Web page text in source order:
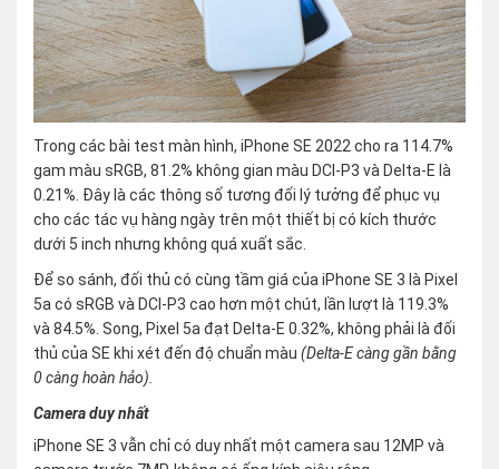
Trong các bài test màn hình, iPhone SE 2022 cho ra 114.7%
gam màu sRGB, 81.2% không gian màu DCI-P3 và Delta-E là
0.21%. Đây là các thông số tương đối lý tưởng để phục vụ
cho các tác vụ hàng ngày trên một thiết bị có kích thước
dưới 5 inch nhưng không quá xuất sắc.
Để so sánh, đối thủ có cùng tầm giá của iPhone SE 3 là Pixel
5a có sRGB và DCI-P3 cao hơn một chút, lần lượt là 119.3%
và 84.5%. Song, Pixel 5a đạt Delta-E 0.32%, không phải là đối
thủ của SE khi xét đến độ chuẩn màu (Delta-E càng gần bằng
0 càng hoàn hảo).
Camera duy nhất
iPhone SE 3 vẫn chỉ có duy nhất một camera sau 12MP và